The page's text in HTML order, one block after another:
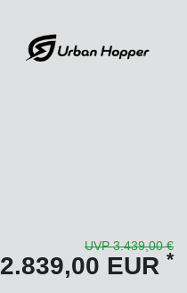
UVP 3.439,00 €
2.839,00 EUR *